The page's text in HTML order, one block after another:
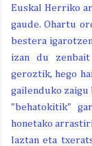
Euskal Herriko
gaude. Ohartu
bestera
izan du
geroztik, hego
gailenduko zaigu
"behatokitik"
honetako
laztan eta